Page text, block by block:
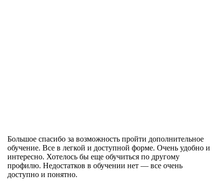
Большое спасибо за возможность пройти дополнительное
обучение. Все в легкой и доступной форме. Очень удобно и
интересно. Хотелось бы еще обучиться по другому
профилю. Недостатков в обучении нет — все очень
доступно и понятно.